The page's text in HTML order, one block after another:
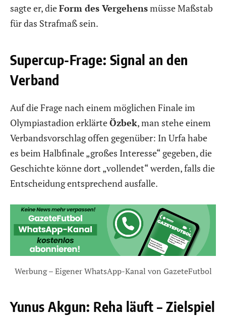
sagte er, dieForm des Vergehensmüsse Maßstab
für das Strafmaß sein.
Supercup-Frage: Signal an den
Verband
Auf die Frage nach einem möglichen Finale im
Olympiastadion erklärteÖzbek, man stehe einem
Verbandsvorschlag offen gegenüber: In Urfa habe
es beim Halbfinale „großes Interesse“ gegeben, die
Geschichte könne dort „vollendet“ werden, falls die
Entscheidung entsprechend ausfalle.
Werbung – Eigener WhatsApp-Kanal von GazeteFutbol
Yunus Akgun: Reha läuft – Zielspiel